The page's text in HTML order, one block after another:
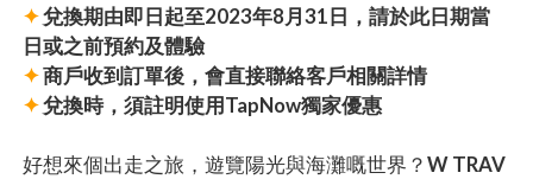
✦兌換期由即日起至2023年8月31日，請於此日期當
日或之前預約及體驗
✦商戶收到訂單後，會直接聯絡客戶相關詳情
✦兌換時，須註明使用TapNow獨家優惠
好想來個出走之旅，遊覽陽光與海灘嘅世界？W TRAV